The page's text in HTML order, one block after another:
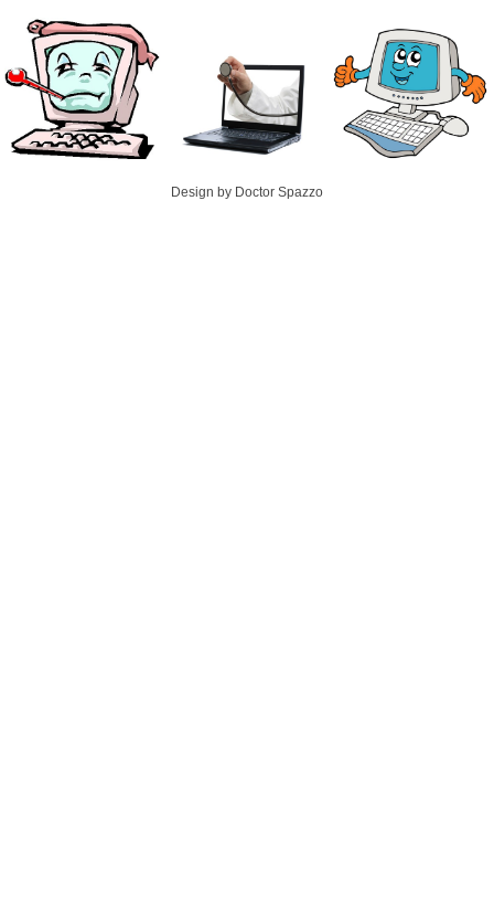
Design by Doctor Spazzo